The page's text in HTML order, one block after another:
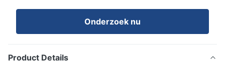
Onderzoek nu
Product Details